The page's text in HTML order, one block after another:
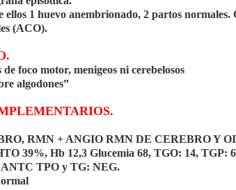
ellos 1 huevo anembrionado, 2 partos
(ACO).
foco motor, menigeos ni cerebelosos
algodones”
RMN + ANGIO RMN DE CEREBRO Y
39%, Hb 12,3 Glucemia 68, TGO: 14, TGP:
TPO y TG: NEG.